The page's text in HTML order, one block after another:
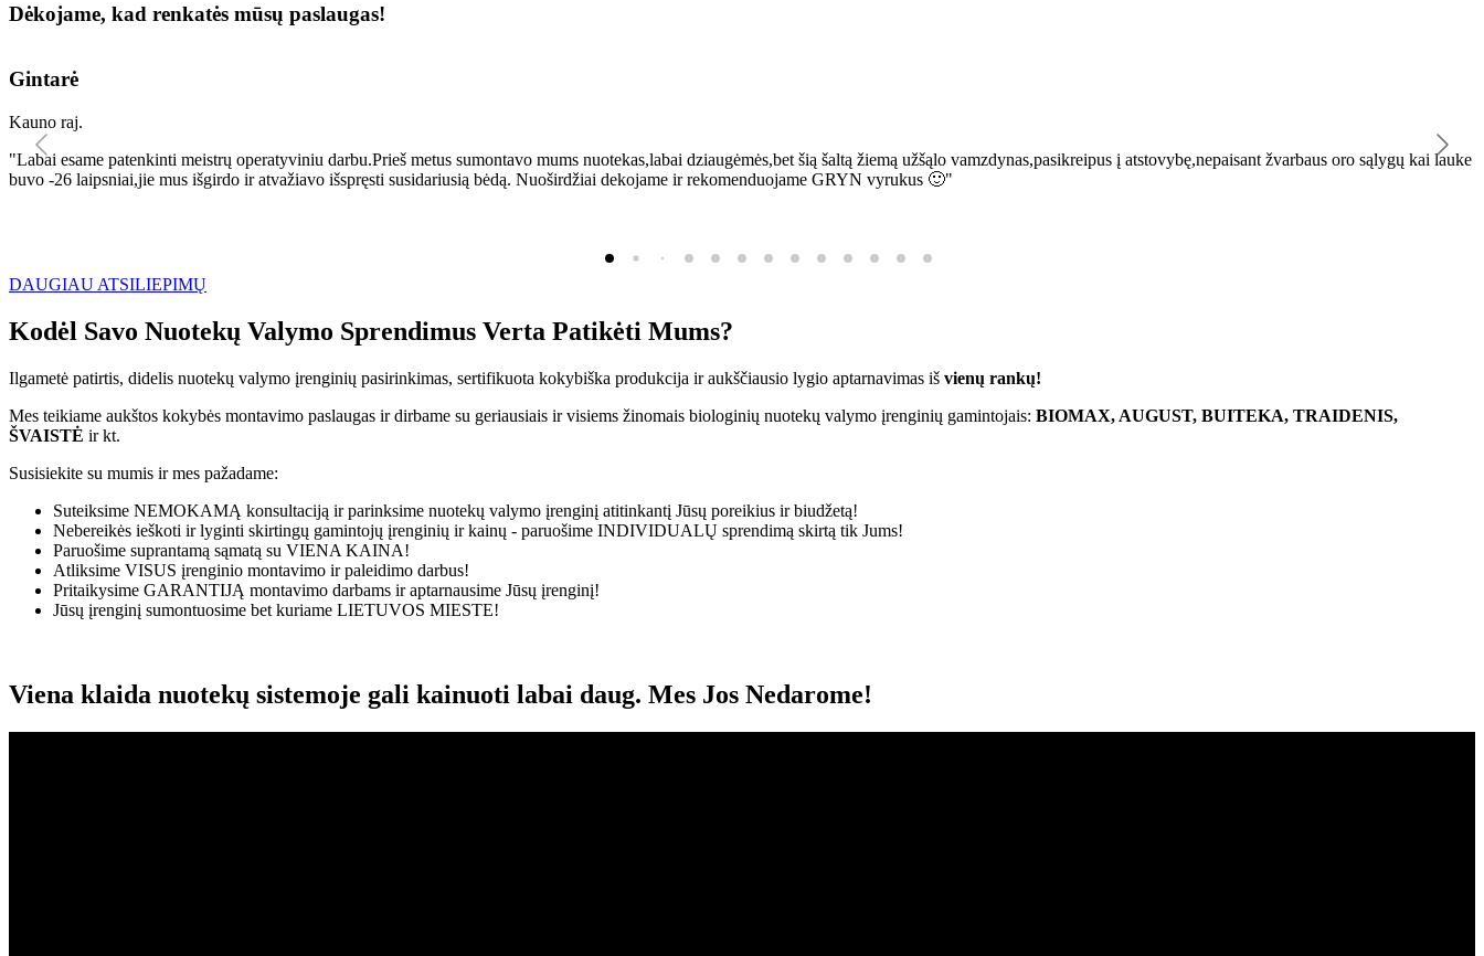
Dėkojame, kad renkatės mūsų paslaugas!
Gintarė
Kauno raj.
"Labai esame patenkinti meistrų operatyviniu darbu.Prieš metus sumontavo mums nuotekas,labai dziaugėmės,bet šią šaltą žiemą užšąlo vamzdynas,pasikreipus į atstovybę,nepaisant žvarbaus oro sąlygų kai lauke
buvo -26 laipsniai,jie mus išgirdo ir atvažiavo išspręsti susidariusią bėdą. Nuoširdžiai dekojame ir rekomenduojame GRYN vyrukus 🙂"
DAUGIAU ATSILIEPIMŲ
Kodėl Savo Nuotekų Valymo Sprendimus Verta Patikėti Mums?
Ilgametė patirtis, didelis nuotekų valymo įrenginių pasirinkimas, sertifikuota kokybiška produkcija ir aukščiausio lygio aptarnavimas iš vienų rankų!
Mes teikiame aukštos kokybės montavimo paslaugas ir dirbame su geriausiais ir visiems žinomais biologinių nuotekų valymo įrenginių gamintojais: BIOMAX, AUGUST, BUITEKA, TRAIDENIS,
ŠVAISTĖ ir kt.
Susisiekite su mumis ir mes pažadame:
Suteiksime NEMOKAMĄ konsultaciją ir parinksime nuotekų valymo įrenginį atitinkantį Jūsų poreikius ir biudžetą!
Nebereikės ieškoti ir lyginti skirtingų gamintojų įrenginių ir kainų - paruošime INDIVIDUALŲ sprendimą skirtą tik Jums!
Paruošime suprantamą sąmatą su VIENA KAINA!
Atliksime VISUS įrenginio montavimo ir paleidimo darbus!
Pritaikysime GARANTIJĄ montavimo darbams ir aptarnausime Jūsų įrenginį!
Jūsų įrenginį sumontuosime bet kuriame LIETUVOS MIESTE!
Viena klaida nuotekų sistemoje gali kainuoti labai daug. Mes Jos Nedarome!